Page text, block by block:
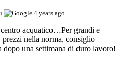
4 years ago
acquatico…Per grandi e
nella norma, consiglio
dopo una settimana di duro lavoro!